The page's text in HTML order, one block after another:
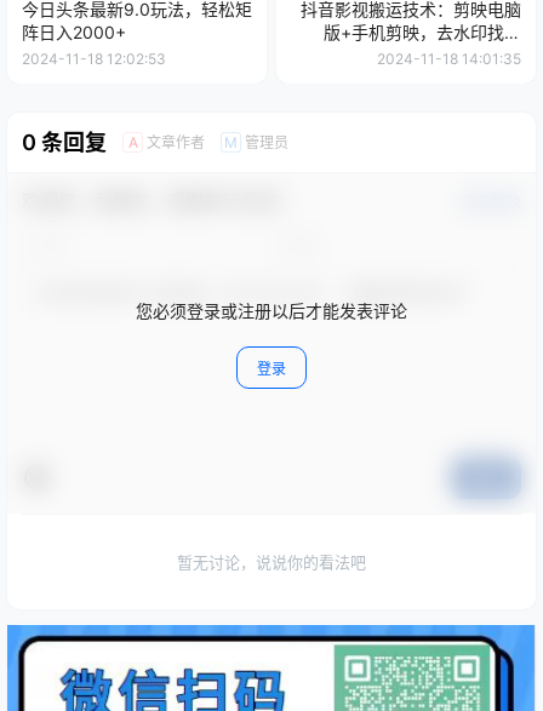
今日头条最新9.0玩法，轻松矩
阵日入2000+
2024-11-18 12:02:53
抖音影视搬运技术：剪映电脑
版+手机剪映，去水印找题
材，发布策略
2024-11-18 14:01:35
0 条回复 A 文章作者 M 管理员
您必须登录或注册以后才能发表评论
登录
暂无讨论，说说你的看法吧